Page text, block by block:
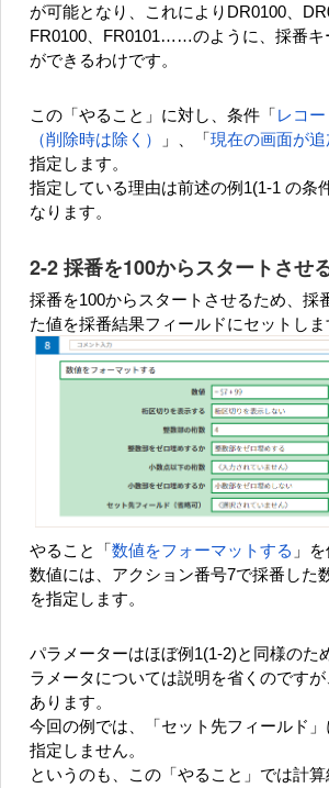
が可能となり、これによりDR0100、
FR0100、FR0101……のように、採番キ
ができるわけです。
この「やること」に対し、条件「 レコ
（削除時は除く）
」、「 現在の画面が
指定します。
指定している理由は前述の例1(1-1 の条
なります。
2-2 採番を100からスタートさせ
採番を100からスタートさせるため、採
た値を採番結果フィールドにセットしま
やること「 数値をフォーマットする 」
数値には、アクション番号7で採番した
を指定します。
パラメーターはほぼ例1(1-2)と同様のた
ラメータについては説明を省くのです
あります。
今回の例では、「セット先フィールド
指定しません。
というのも、この「やること」では計